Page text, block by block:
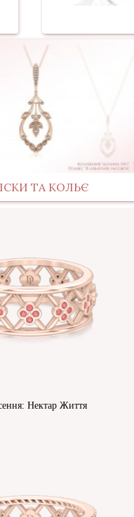
ТА КОЛЬЄ
Нектар Життя